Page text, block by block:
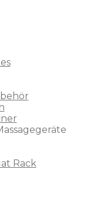
Rack